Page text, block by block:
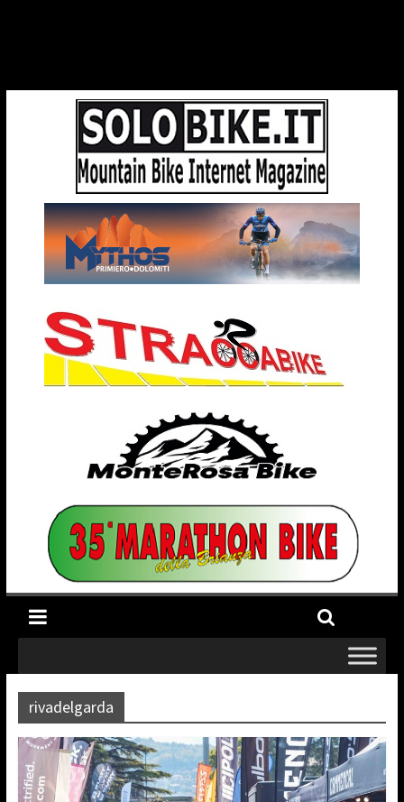
rivadelgarda